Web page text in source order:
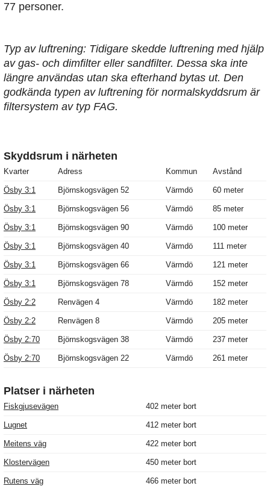
77 personer.
Typ av luftrening: Tidigare skedde luftrening med hjälp
av gas- och dimfilter eller sandfilter. Dessa ska inte
längre användas utan ska efterhand bytas ut. Den
godkända typen av luftrening för normalskyddsrum är
filtersystem av typ FAG.
Skyddsrum i närheten
Kvarter Adress Kommun Avstånd
Ösby 3:1 Björnskogsvägen 52 Värmdö 60 meter
Ösby 3:1 Björnskogsvägen 56 Värmdö 85 meter
Ösby 3:1 Björnskogsvägen 90 Värmdö 100 meter
Ösby 3:1 Björnskogsvägen 40 Värmdö 111 meter
Ösby 3:1 Björnskogsvägen 66 Värmdö 121 meter
Ösby 3:1 Björnskogsvägen 78 Värmdö 152 meter
Ösby 2:2 Renvägen 4 Värmdö 182 meter
Ösby 2:2 Renvägen 8 Värmdö 205 meter
Ösby 2:70 Björnskogsvägen 38 Värmdö 237 meter
Ösby 2:70 Björnskogsvägen 22 Värmdö 261 meter
Platser i närheten
Fiskgjusevägen 402 meter bort
Lugnet 412 meter bort
Meitens väg 422 meter bort
Klostervägen 450 meter bort
Rutens väg 466 meter bort